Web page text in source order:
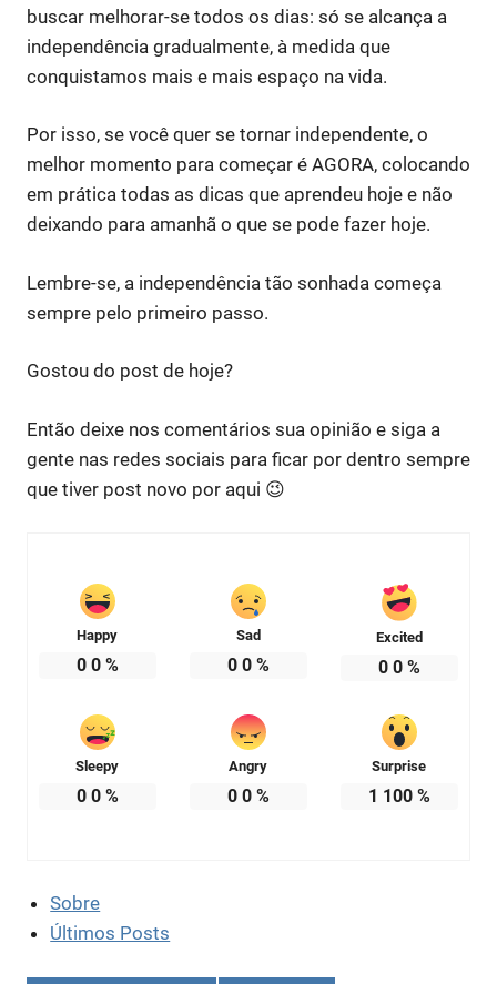
buscar melhorar-se todos os dias: só se alcança a
independência gradualmente, à medida que
conquistamos mais e mais espaço na vida.
Por isso, se você quer se tornar independente, o
melhor momento para começar é AGORA, colocando
em prática todas as dicas que aprendeu hoje e não
deixando para amanhã o que se pode fazer hoje.
Lembre-se, a independência tão sonhada começa
sempre pelo primeiro passo.
Gostou do post de hoje?
Então deixe nos comentários sua opinião e siga a
gente nas redes sociais para ficar por dentro sempre
que tiver post novo por aqui 😉
Happy
0 0%
Sad
0 0%
Excited
0 0%
Sleepy
0 0%
Angry
0 0%
Surprise
1 100%
Sobre
Últimos Posts